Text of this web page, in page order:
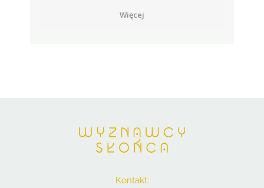
Więcej
Kontakt: